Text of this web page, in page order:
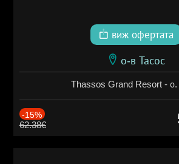
виж офертата
о-в Тасос
Thassos Grand Resort - о.
-15%
62.38€